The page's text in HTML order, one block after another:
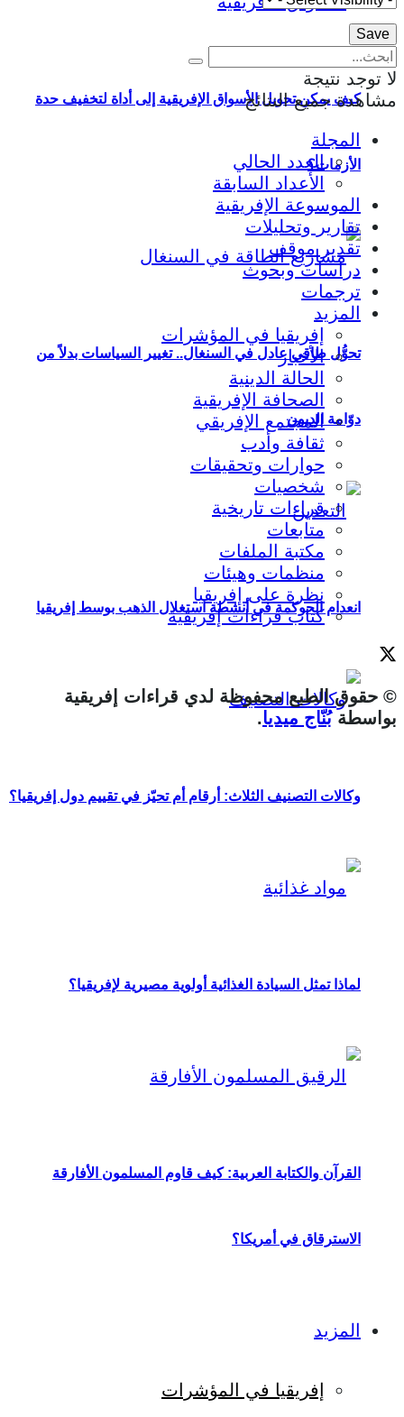
كيف يمكن تحويل الأسواق الإفريقية إلى أداة لتخفيف حدة
الأزمات؟
تحوُّل طاقي عادل في السنغال.. تغيير السياسات بدلاً من
دوّامة الديون
انعدام الحوكمة في أنشطة استغلال الذهب بوسط إفريقيا
وكالات التصنيف الثلاث: أرقام أم تحيّز في تقييم دول إفريقيا؟
لماذا تمثل السيادة الغذائية أولوية مصيرية لإفريقيا؟
القرآن والكتابة العربية: كيف قاوم المسلمون الأفارقة
الاسترقاق في أمريكا؟
المزيد
إفريقيا في المؤشرات
لا توجد نتيجة
مشاهدة جميع النتائج
المجلة
العدد الحالي
الأعداد السابقة
الموسوعة الإفريقية
تقارير وتحليلات
تقدير موقف
دراسات وبحوث
ترجمات
المزيد
إفريقيا في المؤشرات
الأخبار
الحالة الدينية
الصحافة الإفريقية
المجتمع الإفريقي
ثقافة وأدب
حوارات وتحقيقات
شخصيات
قراءات تاريخية
متابعات
مكتبة الملفات
منظمات وهيئات
نظرة على إفريقيا
كتاب قراءات إفريقية
© حقوق الطبع محفوظة لدي قراءات إفريقية
بواسطةبُنّاج ميديا.